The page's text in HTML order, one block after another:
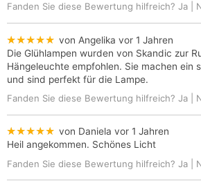
Fanden Sie diese Bewertung hilfreich? Ja
★★★★★ von Angelika vor 1 Jahren
Die Glühlampen wurden von Skandic zur
Hängeleuchte empfohlen. Sie machen ein
und sind perfekt für die Lampe.
Fanden Sie diese Bewertung hilfreich? Ja
★★★★★ von Daniela vor 1 Jahren
Heil angekommen. Schönes Licht
Fanden Sie diese Bewertung hilfreich? Ja